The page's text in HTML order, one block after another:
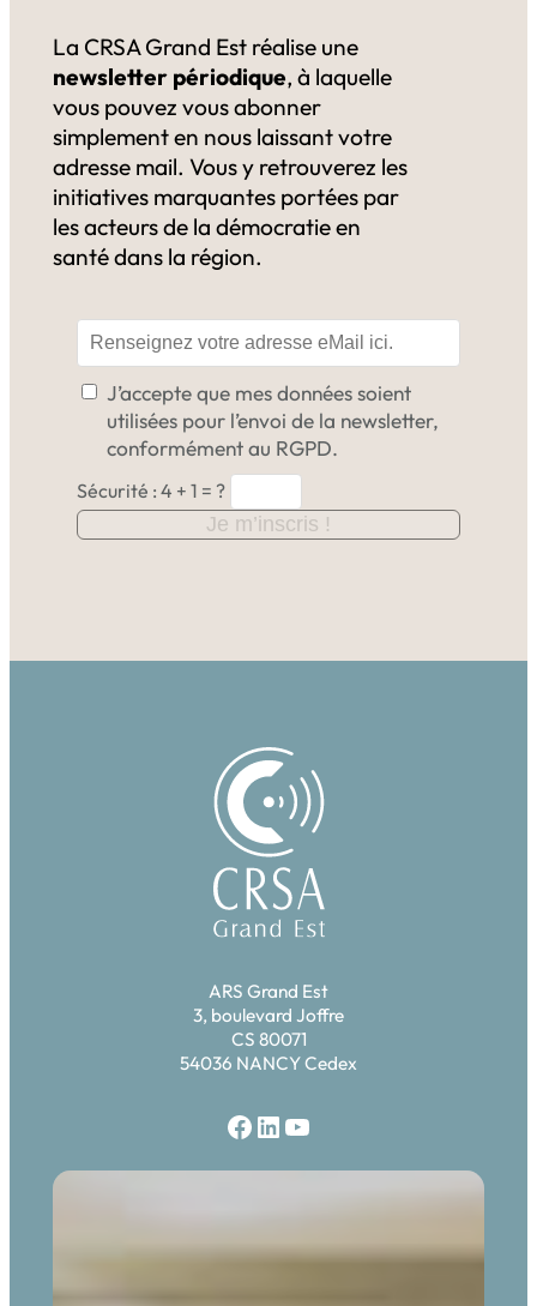
La CRSA Grand Est réalise une
newsletter périodique, à laquelle
vous pouvez vous abonner
simplement en nous laissant votre
adresse mail. Vous y retrouverez les
initiatives marquantes portées par
les acteurs de la démocratie en
santé dans la région.
J’accepte que mes données soient
utilisées pour l’envoi de la newsletter,
conformément au RGPD.
Sécurité : 4 + 1 = ?
Je m’inscris !
ARS Grand Est
3, boulevard Joffre
CS 80071
54036 NANCY Cedex
Facebook
LinkedIn
YouTube